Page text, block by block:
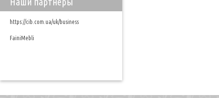
https://cib.com.ua/uk/business
FainiMebli